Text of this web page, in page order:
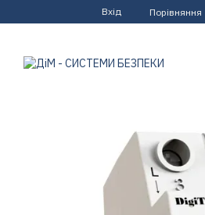
Перейти до основного контенту
Вхід Порівняння